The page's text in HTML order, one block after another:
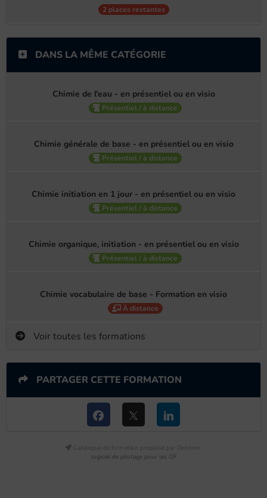
2 places restantes
DANS LA MÊME CATÉGORIE
Chimie de l'eau - en présentiel ou en visio
Présentiel / à distance
Chimie générale de base - en présentiel ou en visio
Présentiel / à distance
Chimie initiation en 1 jour - en présentiel ou en visio
Présentiel / à distance
Chimie organique, initiation - en présentiel ou en visio
Présentiel / à distance
Chimie vocabulaire de base - Formation en visio
À distance
Voir toutes les formations
PARTAGER CETTE FORMATION
Catalogue de formation propulsé par Dendreo,
logiciel de pilotage pour les OF